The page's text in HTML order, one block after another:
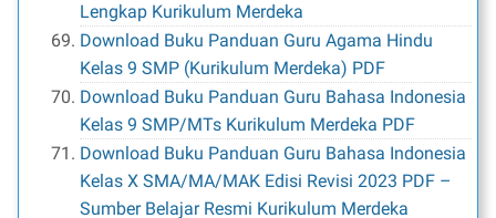
Lengkap Kurikulum Merdeka
Download Buku Panduan Guru Agama Hindu
Kelas 9 SMP (Kurikulum Merdeka) PDF
Download Buku Panduan Guru Bahasa Indonesia
Kelas 9 SMP/MTs Kurikulum Merdeka PDF
Download Buku Panduan Guru Bahasa Indonesia
Kelas X SMA/MA/MAK Edisi Revisi 2023 PDF –
Sumber Belajar Resmi Kurikulum Merdeka